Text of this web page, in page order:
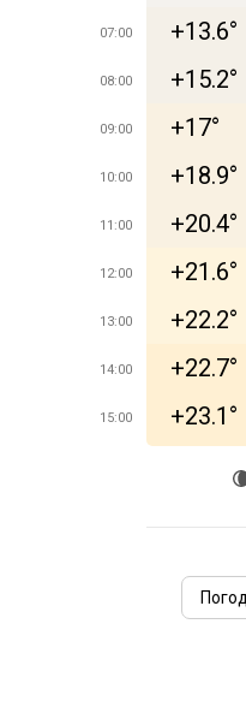
07:00 +13.6°
08:00 +15.2°
09:00 +17°
10:00 +18.9°
11:00 +20.4°
12:00 +21.6°
13:00 +22.2°
14:00 +22.7°
15:00 +23.1°